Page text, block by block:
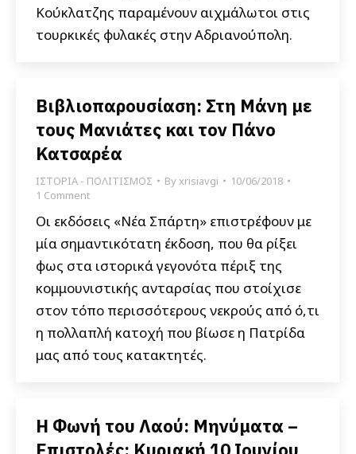
Κούκλατζης παραμένουν αιχμάλωτοι στις
τουρκικές φυλακές στην Αδριανούπολη.
Βιβλιοπαρουσίαση: Στη Μάνη με
τους Μανιάτες και τον Πάνο
Κατσαρέα
ΙΣΤΟΡΙΑ - ΠΟΛΙΤΙΣΜΟΣ Byxrisiavgi
10/06/2018
1 Comment
Οι εκδόσεις «Νέα Σπάρτη» επιστρέφουν με
μία σημαντικότατη έκδοση, που θα ρίξει
φως στα ιστορικά γεγονότα πέριξ της
κομμουνιστικής ανταρσίας που στοίχισε
στον τόπο περισσότερους νεκρούς από ό,τι
η πολλαπλή κατοχή που βίωσε η Πατρίδα
μας από τους κατακτητές.
Η Φωνή του Λαού: Μηνύματα –